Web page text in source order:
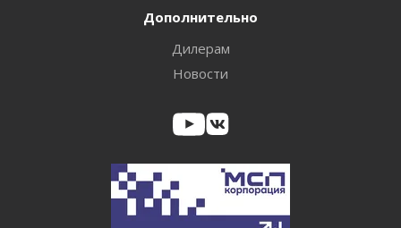
Дополнительно
Дилерам
Новости